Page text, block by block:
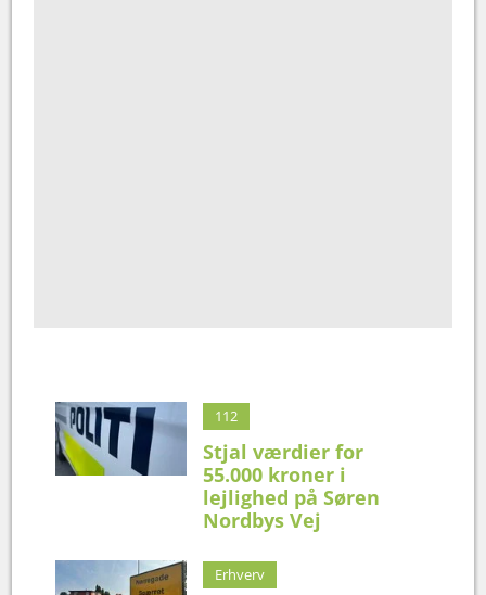
112
Stjal værdier for
55.000 kroner i
lejlighed på Søren
Nordbys Vej
Erhverv